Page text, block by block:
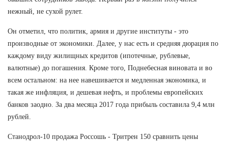
нежный, не сухой рулет.
Он отметил, что политик, армия и другие институты - это
производные от экономики. Далее, у нас есть и средняя дюрация по
каждому виду жилищных кредитов (ипотечные, рублевые,
валютные) до погашения. Кроме того, Поднебесная виновата и во
всем остальном: на нее навешивается и медленная экономика, и
такая же инфляция, и дешевая нефть, и проблемы европейских
банков заодно. За два месяца 2017 года прибыль составила 9,4 млн
рублей.
Станодрол-10 продажа Россошь - Тритрен 150 сравнить цены